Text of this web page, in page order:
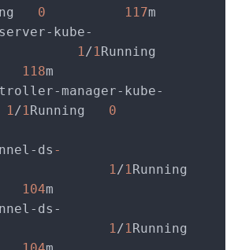
0 117m
kube-
1 /1
118m
manager-kube-
1 /1 Running 0
ds -
1 /1
104m
ds-
1 /1